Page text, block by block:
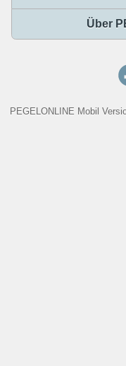
Über
PEGELONLINE Mobil